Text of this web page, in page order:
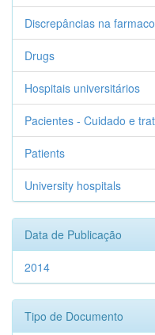
Discrepâncias na
Drugs
Hospitais universitários
Pacientes - Cuidado e
Patients
University hospitals
Data de Publicação
2014
Tipo de Documento